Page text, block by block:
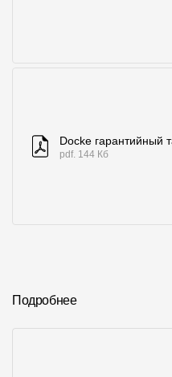
Docke гарантийный
pdf. 144 Кб
Подробнее